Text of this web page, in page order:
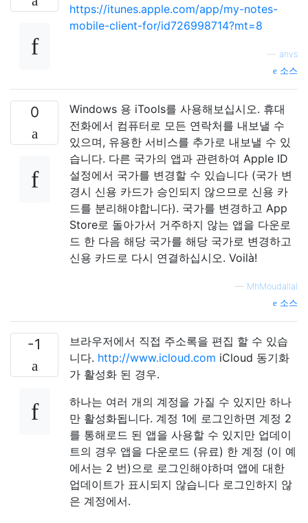
https://itunes.apple.com/app/my-notes-
mobile-client-for/id726998714?mt=8
anvs
소스
0
Windows 용 iTools를 사용해보십시오. 휴대
전화에서 컴퓨터로 모든 연락처를 내보낼 수
있으며, 유용한 서비스를 추가로 내보낼 수 있
습니다. 다른 국가의 앱과 관련하여 Apple ID
설정에서 국가를 변경할 수 있습니다 (국가 변
경시 신용 카드가 승인되지 않으므로 신용 카
드를 분리해야합니다). 국가를 변경하고 App
Store로 돌아가서 거주하지 않는 앱을 ​​다운로
드 한 다음 해당 국가를 해당 국가로 변경하고
신용 카드로 다시 연결하십시오. Voilà!
— MhMoudallal
소스
-1
브라우저에서 직접 주소록을 편집 할 수 있습
니다. http://www.icloud.com iCloud 동기화
가 활성화 된 경우.
하나는 여러 개의 계정을 가질 수 있지만 하나
만 활성화됩니다. 계정 1에 로그인하면 계정 2
를 통해로드 된 앱을 사용할 수 있지만 업데이
트의 경우 앱을 다운로드 (유료) 한 계정 (이 예
에서는 2 번)으로 로그인해야하며 앱에 대한
업데이트가 표시되지 않습니다 로그인하지 않
은 계정에서.